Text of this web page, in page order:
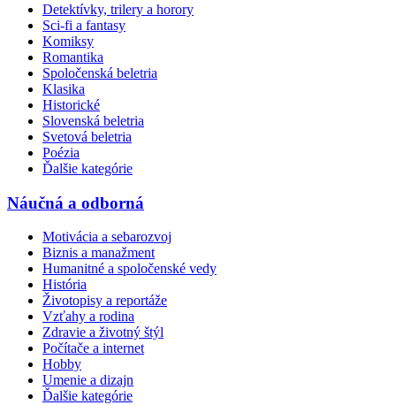
Detektívky, trilery a horory
Sci-fi a fantasy
Komiksy
Romantika
Spoločenská beletria
Klasika
Historické
Slovenská beletria
Svetová beletria
Poézia
Ďalšie kategórie
Náučná a odborná
Motivácia a sebarozvoj
Biznis a manažment
Humanitné a spoločenské vedy
História
Životopisy a reportáže
Vzťahy a rodina
Zdravie a životný štýl
Počítače a internet
Hobby
Umenie a dizajn
Ďalšie kategórie